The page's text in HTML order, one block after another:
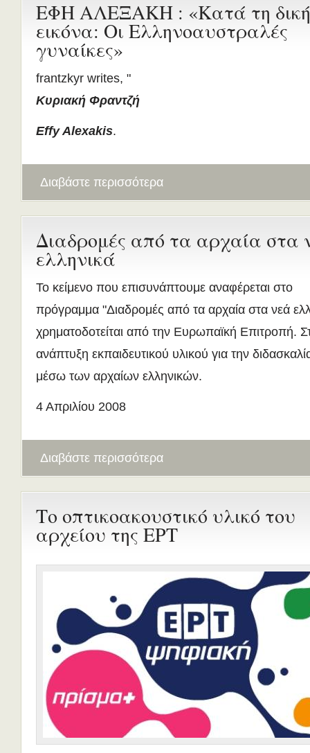
ΕΦΗ ΑΛΕΞΑΚΗ : «Κατά τη δική
εικόνα: Οι Ελληνοαυστραλές
γυναίκες»
frantzkyr writes, "
Κυριακή Φραντζή
Effy Alexakis.
Διαβάστε περισσότερα
Διαδρομές από τα αρχαία στα
ελληνικά
Το κείμενο που επισυνάπτουμε αναφέρεται στο
πρόγραμμα "Διαδρομές από τα αρχαία στα νεά
χρηματοδοτείται από την Ευρωπαϊκή Επιτροπή.
ανάπτυξη εκπαιδευτικού υλικού για την
μέσω των αρχαίων ελληνικών.
4 Απριλίου 2008
Διαβάστε περισσότερα
Το οπτικοακουστικό υλικό του
αρχείου της ΕΡΤ